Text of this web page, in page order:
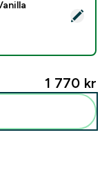
Whey
1 770 kr‎